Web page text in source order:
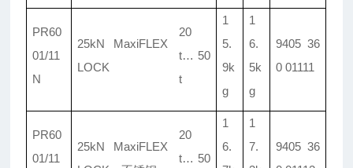
PR60
01/11
N
25kN MaxiFLEX
LOCK
20
t… 50
t
1
5.
9k
g
1
6.
5k
g
9405 36
0 01111
PR60
01/11
25kN MaxiFLEX
20
t… 50
1
6.
1
7.
9405 36